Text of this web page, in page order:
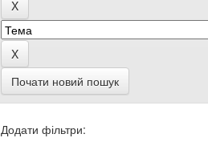
Почати новий пошук
Додати фільтри: